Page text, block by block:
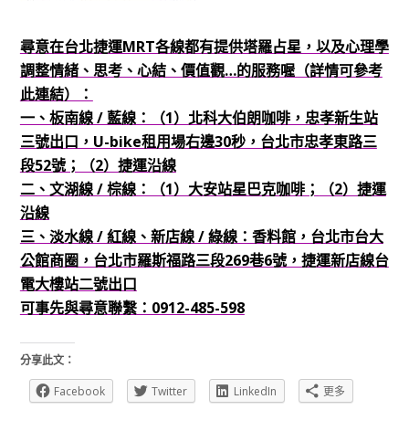
尋意在台北捷運MRT各線都有提供塔羅占星，以及心理學
調整情緒、思考、心結、價值觀…的服務喔（詳情可參考
此連結）：
一、板南線 / 藍線：（1）北科大伯朗咖啡，忠孝新生站
三號出口，U-bike租用場右邊30秒，台北市忠孝東路三
段52號；（2）捷運沿線
二、文湖線 / 棕線：（1）大安站星巴克咖啡；
（2）捷運
沿線
三、淡水線 / 紅線、新店線 / 綠線：香料館，台北市台大
公館商圈，台北市羅斯福路三段269巷6號，捷運新店線台
電大樓站二號出口
可事先與尋意聯繫：0912-485-598
分享此文：
Facebook
Twitter LinkedIn 更多